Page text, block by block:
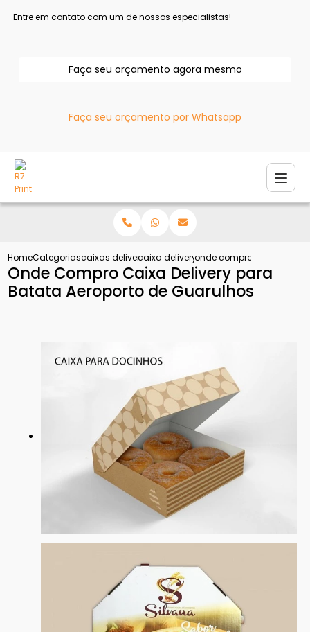
Entre em contato com um de nossos especialistas!
Faça seu orçamento agora mesmo
Faça seu orçamento por Whatsapp
HomeCategoriascaixas deliverycaixa delivery para frango
onde compro caixa
Onde Compro Caixa Delivery para
Batata Aeroporto de Guarulhos